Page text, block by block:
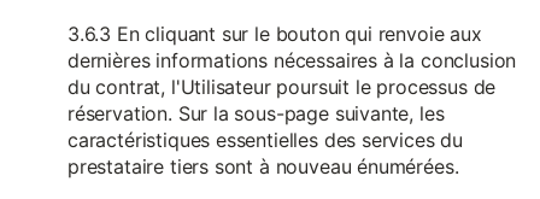
3.6.3 En cliquant sur le bouton qui renvoie aux
dernières informations nécessaires à la conclusion
du contrat, l'Utilisateur poursuit le processus de
réservation. Sur la sous-page suivante, les
caractéristiques essentielles des services du
prestataire tiers sont à nouveau énumérées.